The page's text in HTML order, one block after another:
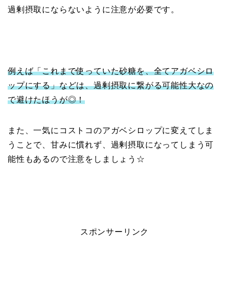
過剰摂取にならないように注意が必要です。
例えば「これまで使っていた砂糖を、全てアガベシロ
ップにする」などは、過剰摂取に繋がる可能性大なの
で避けたほうが◎！
また、一気にコストコのアガベシロップに変えてしま
うことで、甘みに慣れず、過剰摂取になってしまう可
能性もあるので注意をしましょう☆
スポンサーリンク